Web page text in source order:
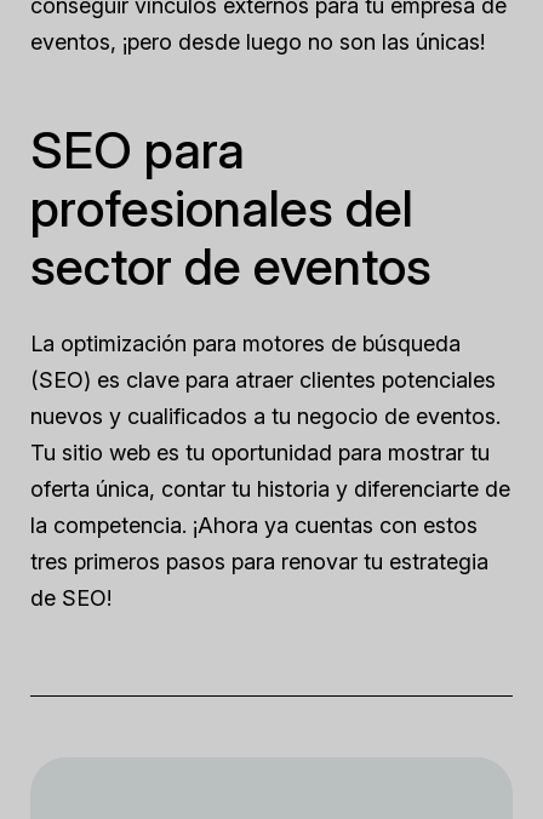
conseguir vínculos externos para tu empresa de
eventos, ¡pero desde luego no son las únicas!
SEO para
profesionales del
sector de eventos
La optimización para motores de búsqueda
(SEO) es clave para atraer clientes potenciales
nuevos y cualificados a tu negocio de eventos.
Tu sitio web es tu oportunidad para mostrar tu
oferta única, contar tu historia y diferenciarte de
la competencia. ¡Ahora ya cuentas con estos
tres primeros pasos para renovar tu estrategia
de SEO!